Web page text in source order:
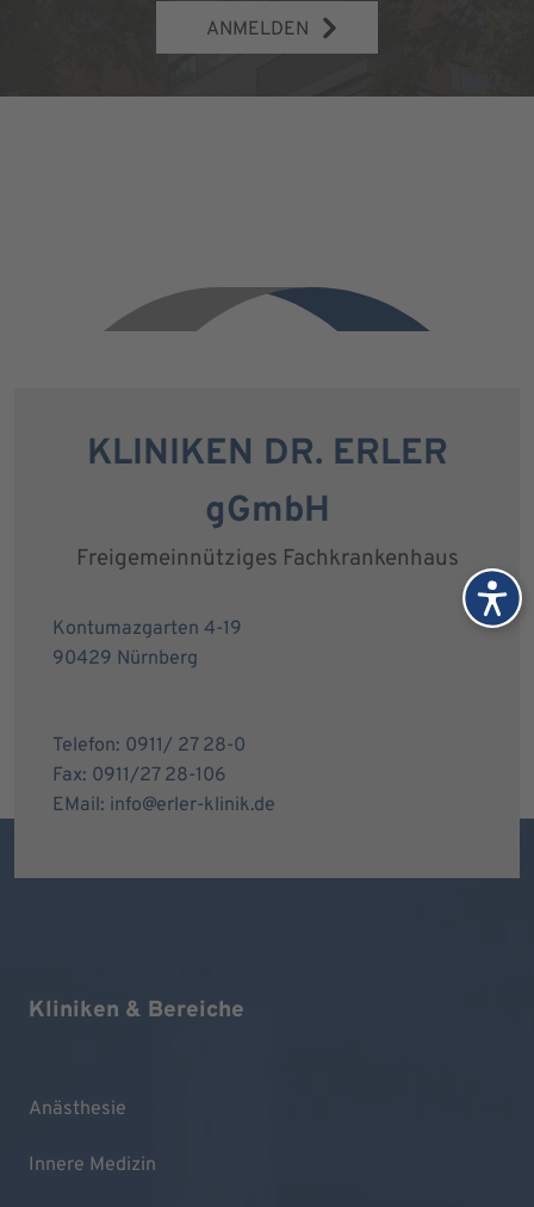
ANMELDEN
KLINIKEN DR. ERLER
gGmbH
Freigemeinnütziges Fachkrankenhaus
Kontumazgarten 4-19
90429 Nürnberg
Telefon: 0911/ 27 28-0
Fax: 0911/27 28-106
EMail: info@erler-klinik.de
Kliniken & Bereiche
Anästhesie
Innere Medizin